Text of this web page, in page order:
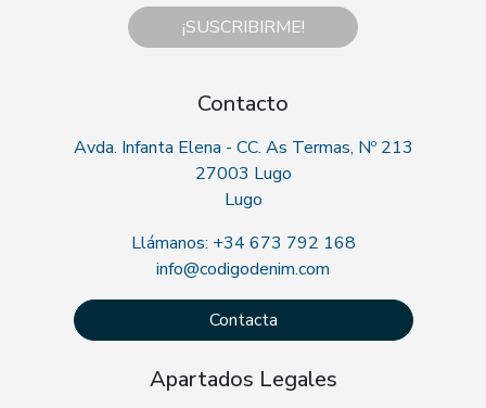
¡SUSCRIBIRME!
Contacto
Avda. Infanta Elena - CC. As Termas, Nº 213
27003 Lugo
Lugo
Llámanos: +34 673 792 168
info@codigodenim.com
Contacta
Apartados Legales